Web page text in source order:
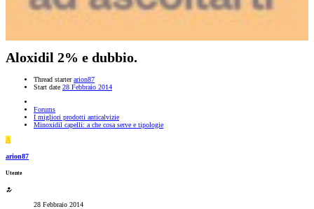
Aloxidil 2% e dubbio.
Thread starter arion87
Start date 28 Febbraio 2014
Forums
I migliori prodotti anticalvizie
Minoxidil capelli: a che cosa serve e tipologie
A
arion87
Utente
28 Febbraio 2014